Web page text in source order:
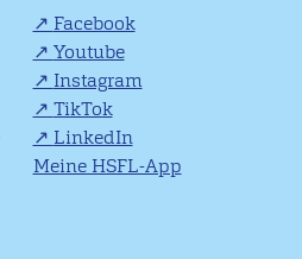
Facebook
Youtube
Instagram
TikTok
LinkedIn
Meine HSFL-App